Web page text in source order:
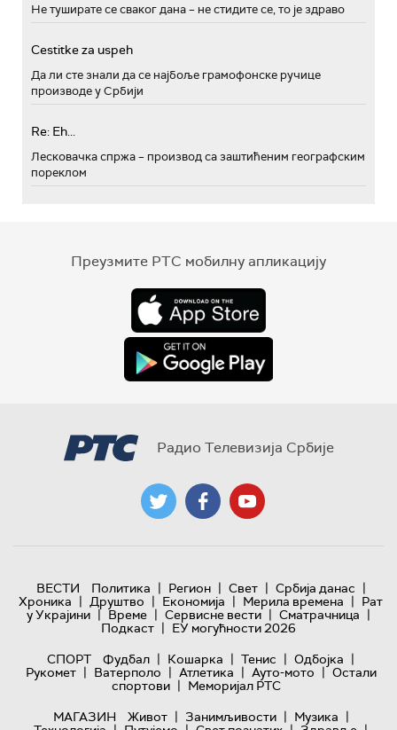
Не туширате се сваког дана – не стидите се, то је здраво
Cestitke za uspeh
Да ли сте знали да се најбоље грамофонске ручице
производе у Србији
Re: Eh...
Лесковачка спржа – производ са заштићеним географским
пореклом
Преузмите РТС мобилну апликацију
Радио Телевизија Србије
ВЕСТИ Политика | Регион | Свет | Србија данас |
Хроника | Друштво | Економија | Мерила времена | Рат
у Украјини | Време | Сервисне вести | Сматрачница |
Подкаст | ЕУ могућности 2026
СПОРТ
Фудбал | Кошарка | Тенис | Одбојка |
Рукомет | Ватерполо | Атлетика | Ауто-мото | Остали
спортови | Меморијал РТС
МАГАЗИН
Живот | Занимљивости | Музика |